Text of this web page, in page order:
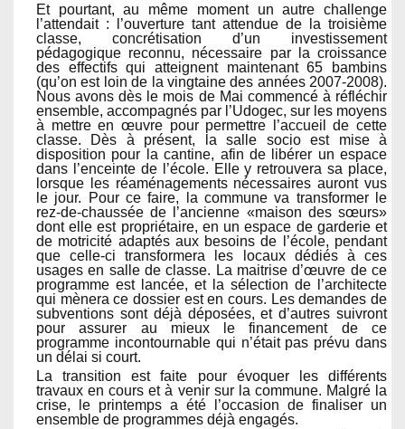
Et pourtant, au même moment un autre challenge
l’attendait : l’ouverture tant attendue de la troisième
classe, concrétisation d’un investissement
pédagogique reconnu, nécessaire par la croissance
des effectifs qui atteignent maintenant 65 bambins
(qu’on est loin de la vingtaine des années 2007-2008).
Nous avons dès le mois de Mai commencé à réfléchir
ensemble, accompagnés par l’Udogec, sur les moyens
à mettre en œuvre pour permettre l’accueil de cette
classe. Dès à présent, la salle socio est mise à
disposition pour la cantine, afin de libérer un espace
dans l’enceinte de l’école. Elle y retrouvera sa place,
lorsque les réaménagements nécessaires auront vus
le jour. Pour ce faire, la commune va transformer le
rez-de-chaussée de l’ancienne «maison des sœurs»
dont elle est propriétaire, en un espace de garderie et
de motricité adaptés aux besoins de l’école, pendant
que celle-ci transformera les locaux dédiés à ces
usages en salle de classe. La maitrise d’œuvre de ce
programme est lancée, et la sélection de l’architecte
qui mènera ce dossier est en cours. Les demandes de
subventions sont déjà déposées, et d’autres suivront
pour assurer au mieux le financement de ce
programme incontournable qui n’était pas prévu dans
un délai si court.
La transition est faite pour évoquer les différents
travaux en cours et à venir sur la commune. Malgré la
crise, le printemps a été l’occasion de finaliser un
ensemble de programmes déjà engagés.